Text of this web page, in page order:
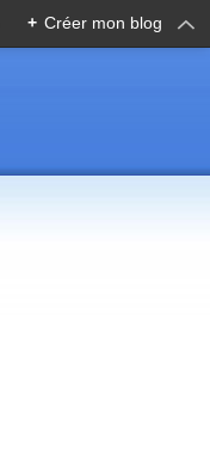
+ Créer mon blog